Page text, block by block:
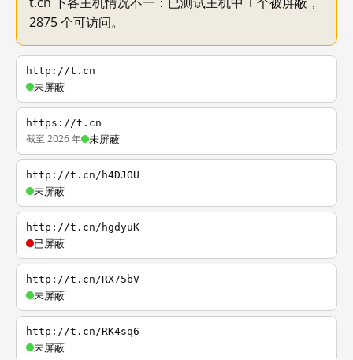
2875 个可访问。
http://t.cn
未屏蔽
https://t.cn
截至 2026 年 未屏蔽
http://t.cn/h4DJOU
未屏蔽
http://t.cn/hgdyuK
已屏蔽
http://t.cn/RX75bV
未屏蔽
http://t.cn/RK4sq6
未屏蔽